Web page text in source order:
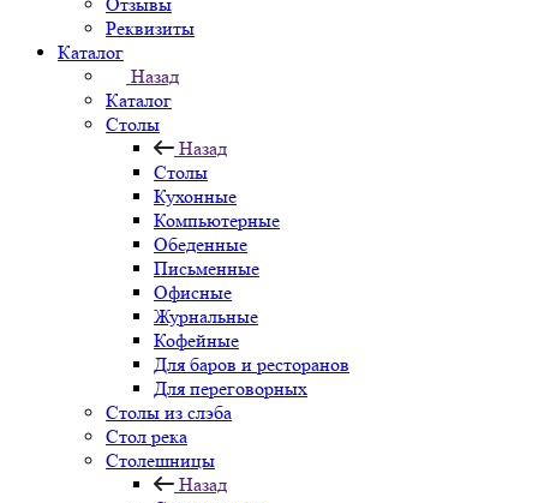
Реквизиты
Каталог
Назад
Каталог
Столы
Назад
Столы
Кухонные
Компьютерные
Обеденные
Письменные
Офисные
Журнальные
Кофейные
Для баров и ресторанов
Для переговорных
Столы из слэба
Стол река
Столешницы
Назад